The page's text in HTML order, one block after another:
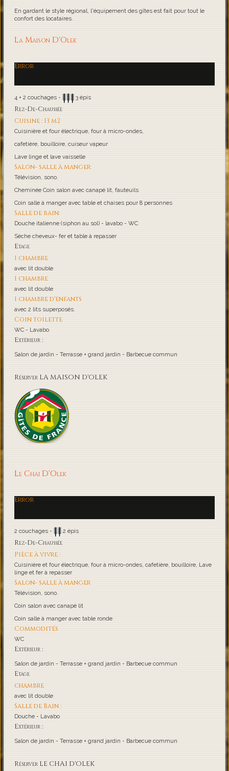
En gardant le style régional, l'équipement des gîtes est fait pour tout le
confort des locataires.
La Maison D'Olek
Error
4 + 2 couchages - 3 épis
Rez-De-Chaussée
Cuisine : 13 m2
Cuisinière et four électrique, four à micro-ondes,
cafetière, bouilloire, cuiseur vapeur
Lave linge et lave vaisselle
Salon- salle à manger:
Télévision, sono.
Cheminée Coin salon avec canapé lit, fauteuils
Coin salle à manger avec table et chaises pour 8 personnes
Salle de bain:
Douche italienne (siphon au sol) - lavabo - WC
Sèche cheveux- fer et table à repasser
Etage
1 chambre
avec lit double
1 chambre
avec lit double
1 chambre d'enfants
avec 2 lits superposés.
Coin toilette
WC - Lavabo
Extérieur :
Salon de jardin - Terrasse + grand jardin - Barbecue commun
Réserver LA MAISON D'OLEK
Le Chai D'Olek
Error
2 couchages - 2 épis
Rez-De-Chaussée
Pièce à vivre :
Cuisinière et four électrique, four à micro-ondes, cafetière, bouilloire, Lave
linge et fer à repasser
Salon- salle à manger
Télévision, sono.
Coin salon avec canapé lit
Coin salle à manger avec table ronde
Commodités
WC
Extérieur :
Salon de jardin - Terrasse + grand jardin - Barbecue commun
Etage
chambre
avec lit double
Salle de Bain :
Douche - Lavabo
Extérieur :
Salon de jardin - Terrasse + grand jardin - Barbecue commun
Réserver LE CHAI D'OLEK